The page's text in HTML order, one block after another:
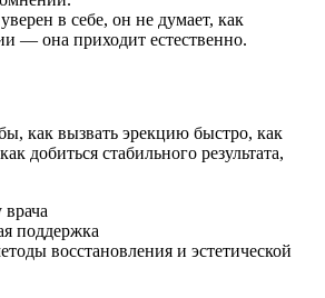
в себе, он не думает, как
— она приходит естественно.
как вызвать эрекцию быстро, как
добиться стабильного результата,
поддержка
восстановления и эстетической